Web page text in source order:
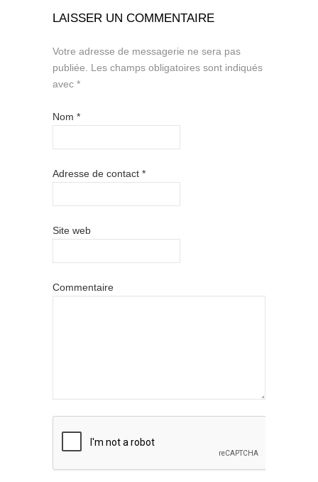
LAISSER UN COMMENTAIRE
Votre adresse de messagerie ne sera pas
publiée. Les champs obligatoires sont indiqués
avec *
Nom *
Adresse de contact *
Site web
Commentaire